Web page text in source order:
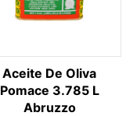
Aceite De Oliva
Pomace 3.785 L
Abruzzo